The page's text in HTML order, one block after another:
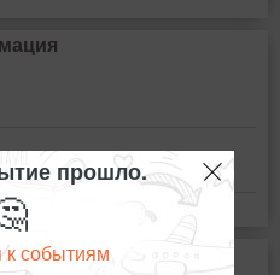
прошло.
к событиям